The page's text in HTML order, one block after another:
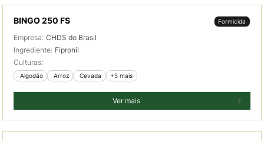
BINGO 250 FS Formicida
Empresa: CHDS do Brasil
Ingrediente: Fipronil
Culturas:
Algodão Arroz Cevada +5 mais
Ver mais